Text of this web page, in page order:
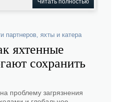
Читать полностью
партнеров, яхты и катера
яхтенные
сохранить
проблему загрязнения